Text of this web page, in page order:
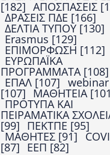
[182] ΑΠΟΣΠΑΣΕΙΣ
ΔΡΑΣΕΙΣ ΠΔΕ [166]
ΔΕΛΤΙΑ ΤΥΠΟΥ [130]
Erasmus [129]
ΕΠΙΜΟΡΦΩΣΗ [112]
ΕΥΡΩΠΑΪΚΑ
ΠΡΟΓΡΑΜΜΑΤΑ [108]
ΕΠΑΛ [107] webinar
[107] ΜΑΘΗΤΕΙΑ
ΠΡΟΤΥΠΑ ΚΑΙ
ΠΕΙΡΑΜΑΤΙΚΑ
[99] ΠΕΚΤΠΕ [95]
ΜΑΘΗΤΕΣ [91]
[87] ΕΕΠ [82]